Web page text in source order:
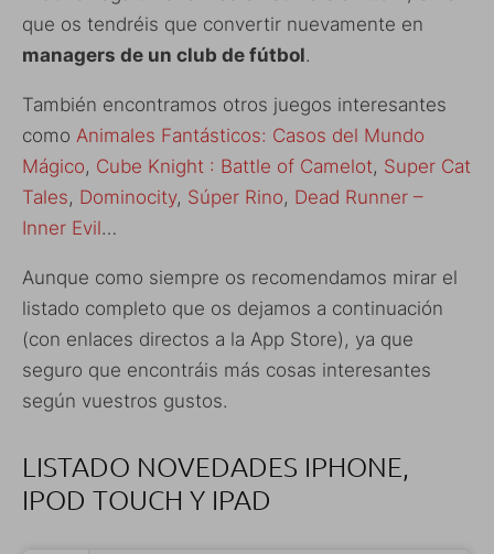
que os tendréis que convertir nuevamente en
managers de un club de fútbol.
También encontramos otros juegos interesantes
como Animales Fantásticos: Casos del Mundo
Mágico, Cube Knight : Battle of Camelot, Super Cat
Tales, Dominocity, Súper Rino, Dead Runner –
Inner Evil…
Aunque como siempre os recomendamos mirar el
listado completo que os dejamos a continuación
(con enlaces directos a la App Store), ya que
seguro que encontráis más cosas interesantes
según vuestros gustos.
LISTADO NOVEDADES IPHONE,
IPOD TOUCH Y IPAD